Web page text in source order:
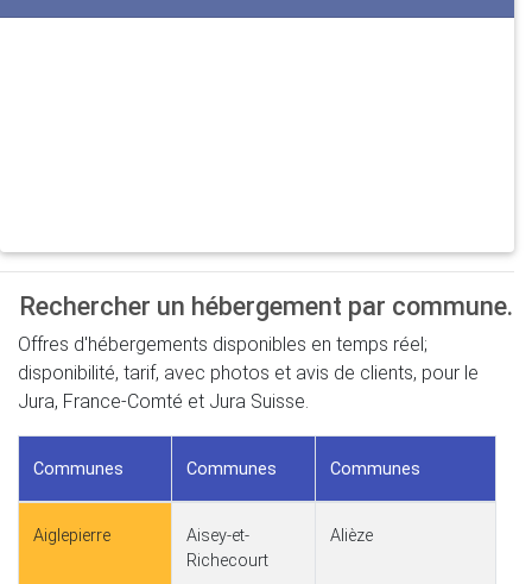
Rechercher un hébergement par commune.
Offres d'hébergements disponibles en temps réel;
disponibilité, tarif, avec photos et avis de clients, pour le
Jura, France-Comté et Jura Suisse.
Communes Communes Communes
Aiglepierre
Aisey-et-
Richecourt
Alièze